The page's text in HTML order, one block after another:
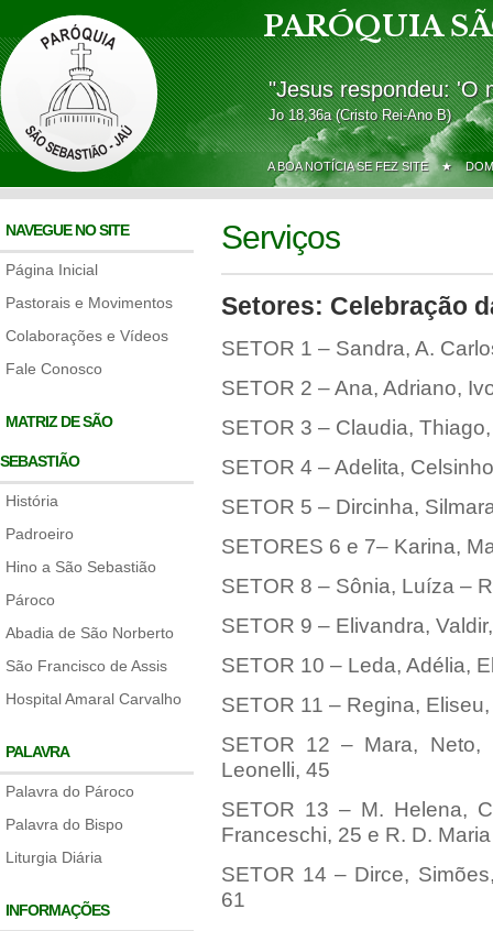
PARÓQUIA
"Jesus respondeu: 'O
Jo 18,36a (Cristo Rei-Ano B)
A BOA NOTÍCIA SE FEZ SITE ★
NAVEGUE NO SITE
Página Inicial
Pastorais e Movimentos
Colaborações e Vídeos
Fale Conosco
MATRIZ DE SÃO
SEBASTIÃO
História
Padroeiro
Hino a São Sebastião
Pároco
Abadia de São Norberto
São Francisco de Assis
Hospital Amaral Carvalho
PALAVRA
Palavra do Pároco
Palavra do Bispo
Liturgia Diária
INFORMAÇÕES
Serviços
Setores: Celebração
SETOR 1 – Sandra, A.
SETOR 2 – Ana, Adriano,
SETOR 3 – Claudia,
SETOR 4 – Adelita,
SETOR 5 – Dircinha,
SETORES 6 e 7– Karina,
SETOR 8 – Sônia, Luíza –
SETOR 9 – Elivandra,
SETOR 10 – Leda, Adélia,
SETOR 11 – Regina,
SETOR 12 – Mara,
Leonelli, 45
SETOR 13 – M. Helena,
Franceschi, 25 e R. D.
SETOR 14 – Dirce,
61